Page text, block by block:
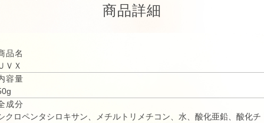
商品詳細
品名
ＶＸ
容量
成分
クロペンタシロキサン、メチルトリメチコン、水、酸化亜鉛、酸化チ